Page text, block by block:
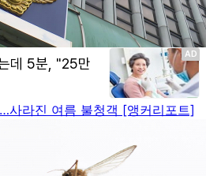
사라진 여름 불청객 [앵커리포트]